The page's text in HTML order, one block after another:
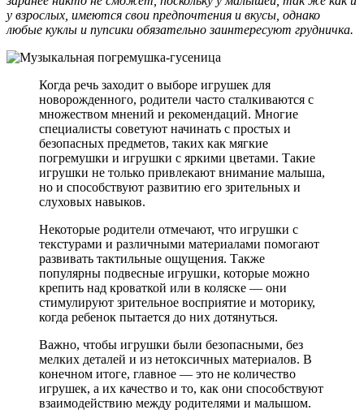
у взрослых, имеются свои предпочтения и вкусы, однако
любые куклы и пупсики обязательно заинтересуют грудничка.
Когда речь заходит о выборе игрушек для
новорожденного, родители часто сталкиваются с
множеством мнений и рекомендаций. Многие
специалисты советуют начинать с простых и
безопасных предметов, таких как мягкие
погремушки и игрушки с яркими цветами. Такие
игрушки не только привлекают внимание малыша,
но и способствуют развитию его зрительных и
слуховых навыков.
Некоторые родители отмечают, что игрушки с
текстурами и различными материалами помогают
развивать тактильные ощущения. Также
популярны подвесные игрушки, которые можно
крепить над кроваткой или в коляске — они
стимулируют зрительное восприятие и моторику,
когда ребенок пытается до них дотянуться.
Важно, чтобы игрушки были безопасными, без
мелких деталей и из нетоксичных материалов. В
конечном итоге, главное — это не количество
игрушек, а их качество и то, как они способствуют
взаимодействию между родителями и малышом.